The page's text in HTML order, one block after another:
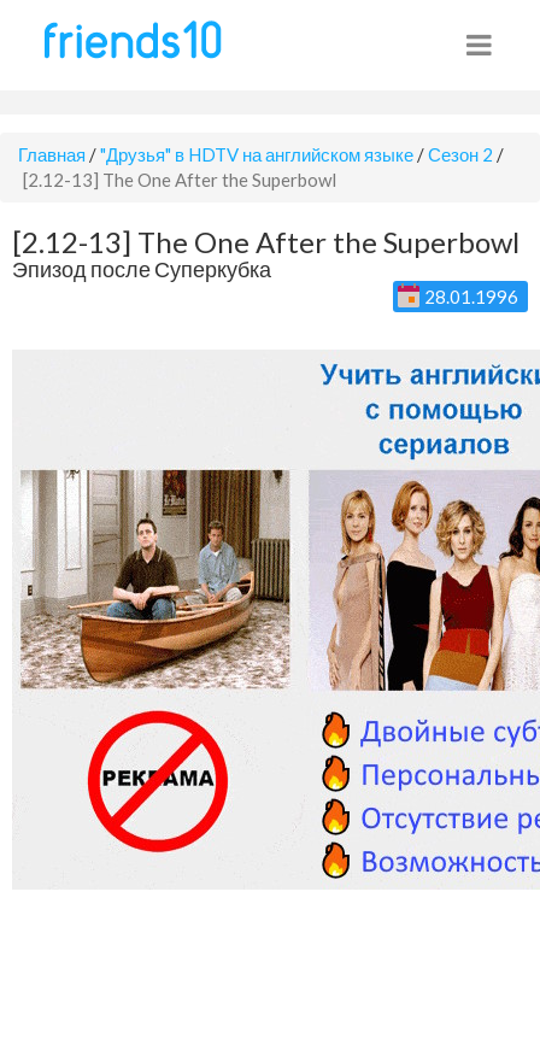
Главная /"Друзья" в HDTV на английском языке /Сезон 2 /
[2.12-13] The One After the Superbowl
[2.12-13] The One After the Superbowl
Эпизод после Суперкубка
28.01.1996